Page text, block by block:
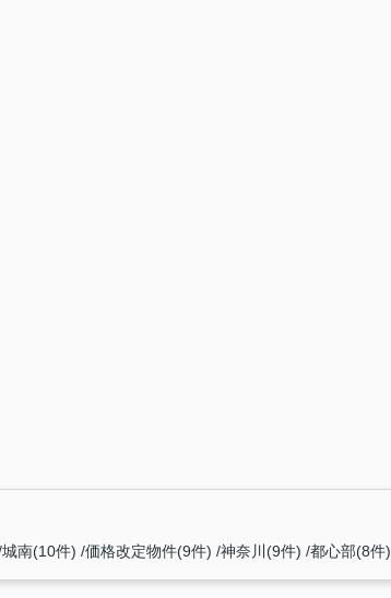
城南(10件) 価格改定物件(9件) 神奈川(9件) 都心部(8件)